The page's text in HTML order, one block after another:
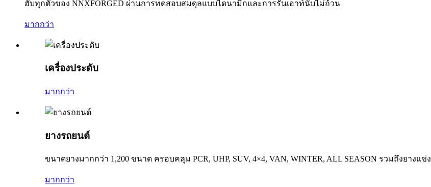
ฮับทุกตัวของ NNXFORGED ผ่านการทดสอบสมดุลแบบไดนามิกและการรันเอาท์นับไม่ถ้วน
มากกว่า
เครื่องประดับ
มากกว่า
ยางรถยนต์
ขนาดยางมากกว่า 1,200 ขนาด ครอบคลุม PCR, UHP, SUV, 4×4, VAN, WINTER, ALL SEASON รวมถึงยางแข่ง
มากกว่า